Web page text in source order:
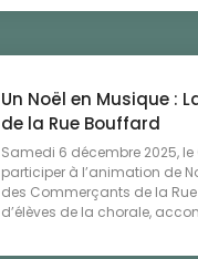
Un Noël en Musique :
de la Rue Bouffard
Samedi 6 décembre 2025,
participer à l’animation de
des Commerçants de la
d’élèves de la chorale,